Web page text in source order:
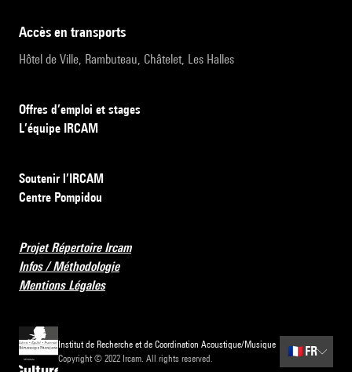
accès en transports
Hôtel de Ville, Rambuteau, Châtelet, Les Halles
Offres d’emploi et stages
L’équipe IRCAM
Soutenir l’IRCAM
Centre Pompidou
Projet Répertoire Ircam
Infos / Méthodologie
Mentions Légales
Institut de Recherche et de Coordination Acoustique/Musique
Copyright © 2022 Ircam. All rights reserved.
🇫🇷 FR